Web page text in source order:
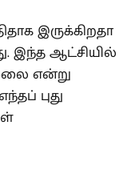
இருக்கிறதா
இந்த ஆட்சியில்
என்று
புது